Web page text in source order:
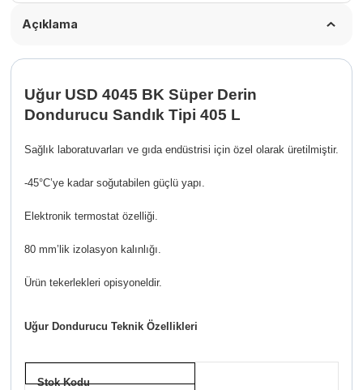
Açıklama
Uğur USD 4045 BK Süper Derin
Dondurucu Sandık Tipi 405 L
Sağlık laboratuvarları ve gıda endüstrisi için özel olarak üretilmiştir.
-45°C’ye kadar soğutabilen güçlü yapı.
Elektronik termostat özelliği.
80 mm’lik izolasyon kalınlığı.
Ürün tekerlekleri opisyoneldir.
Uğur Dondurucu Teknik Özellikleri
Stok Kodu